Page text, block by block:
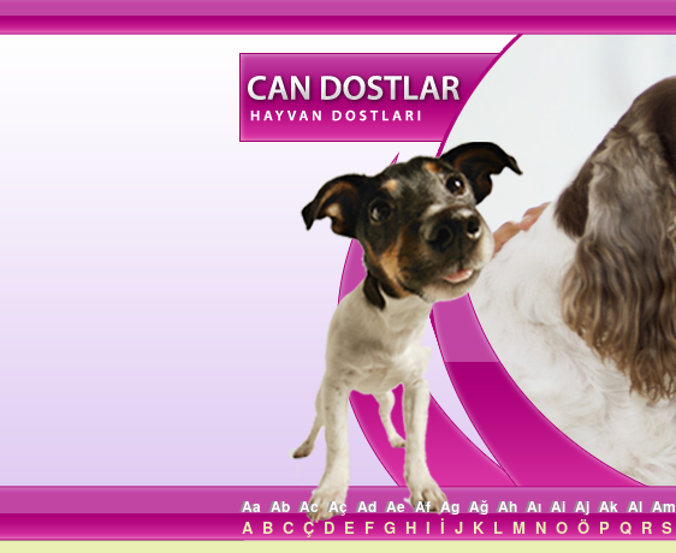
Aa Ab Ac Aç Ad Ae Af Ag Ağ Ah Aı Ai Aj Ak Al Am
A B C Ç D E F G H I İ J K L M N O Ö P Q R S